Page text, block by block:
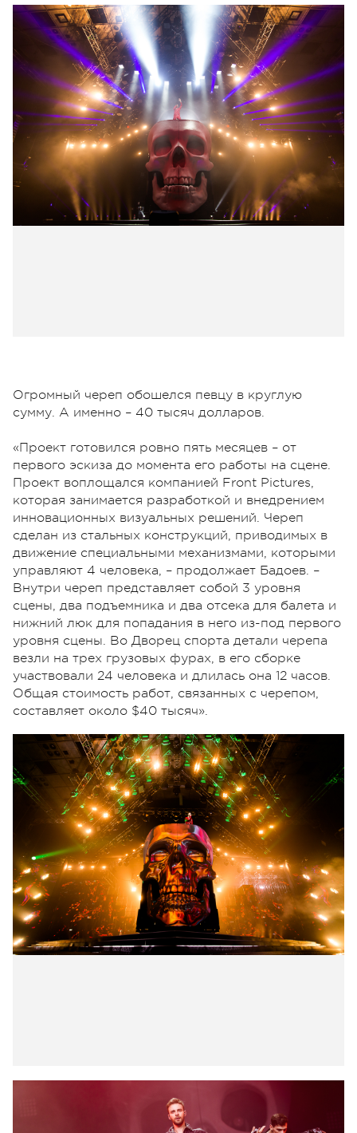
Огромный череп обошелся певцу в круглую
сумму. А именно – 40 тысяч долларов.
«Проект готовился ровно пять месяцев – от
первого эскиза до момента его работы на сцене.
Проект воплощался компанией Front Pictures,
которая занимается разработкой и внедрением
инновационных визуальных решений. Череп
сделан из стальных конструкций, приводимых в
движение специальными механизмами, которыми
управляют 4 человека, – продолжает Бадоев. –
Внутри череп представляет собой 3 уровня
сцены, два подъемника и два отсека для балета и
нижний люк для попадания в него из-под первого
уровня сцены. Во Дворец cпорта детали черепа
везли на трех грузовых фурах, в его сборке
участвовали 24 человека и длилась она 12 часов.
Общая стоимость работ, связанных с черепом,
составляет около $40 тысяч».